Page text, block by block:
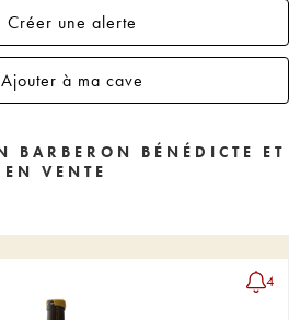
Créer une alerte
Ajouter à ma cave
BARBERON BÉNÉDICTE ET
VENTE
4